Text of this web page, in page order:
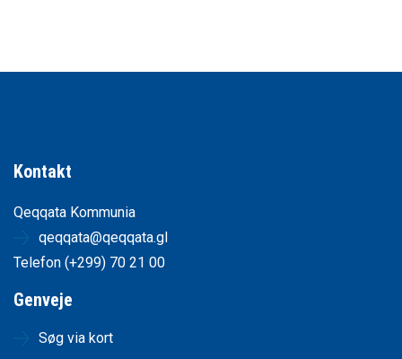
Kontakt
Qeqqata Kommunia
qeqqata@qeqqata.gl
Telefon (+299) 70 21 00
Genveje
Søg via kort